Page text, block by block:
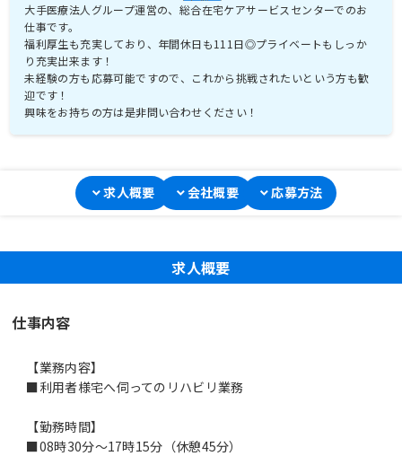
大手医療法人グループ運営の、総合在宅ケアサービスセンターでのお
仕事です。
福利厚生も充実しており、年間休日も111日◎プライベートもしっか
り充実出来ます！
未経験の方も応募可能ですので、これから挑戦されたいという方も歓
迎です！
興味をお持ちの方は是非問い合わせください！
求人概要 会社概要 応募方法
求人概要
仕事内容
【業務内容】
■利用者様宅へ伺ってのリハビリ業務
【勤務時間】
■08時30分～17時15分（休憩45分）